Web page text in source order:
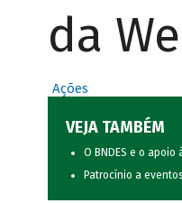
da
Ações
VEJA TAMBÉM
O BNDES e o apoio
Patrocínio a